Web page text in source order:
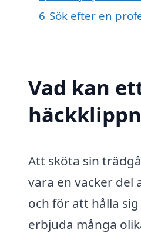
6 Sök efter en
Vad kan
Att sköta sin
vara en vacker
och för att hålla
erbjuda många